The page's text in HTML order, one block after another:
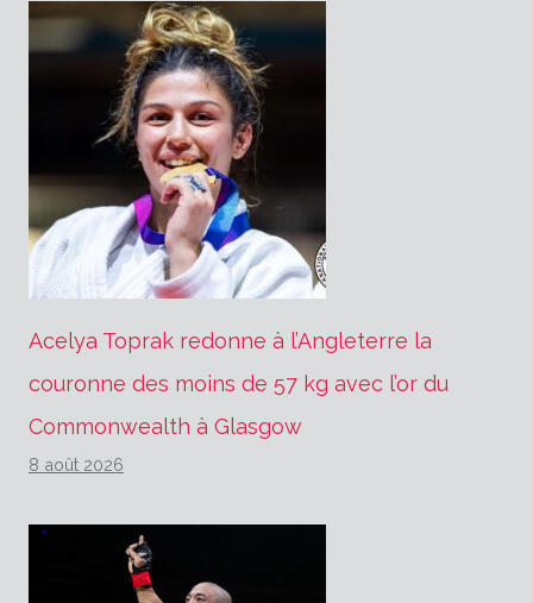
Acelya Toprak redonne à l’Angleterre la
couronne des moins de 57 kg avec l’or du
Commonwealth à Glasgow
8 août 2026